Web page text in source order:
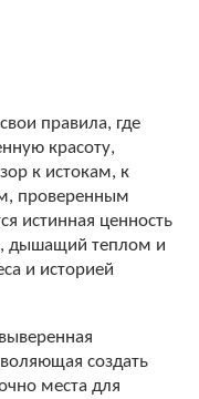
правила, где
красоту,
к истокам, к
проверенным
истинная ценность
дышащий теплом и
и историей
создать
места для